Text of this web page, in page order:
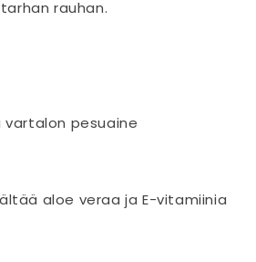
rauhan.
vartalon pesuaine
aloe veraa ja E-vitamiinia